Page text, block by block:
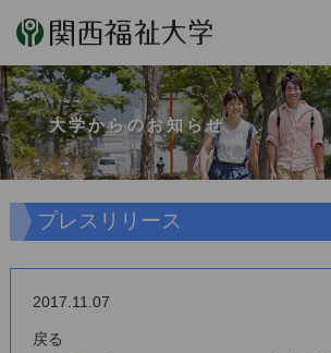
大学からのお知らせ
プレスリリース
2017.11.07
戻る